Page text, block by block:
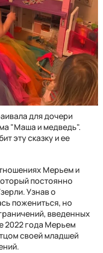
для дочери
"Маша и медведь".
эту сказку и ее
Мерьем и
постоянно
Узнав о
пожениться, но
введенных
2022 года Мерьем
своей младшей